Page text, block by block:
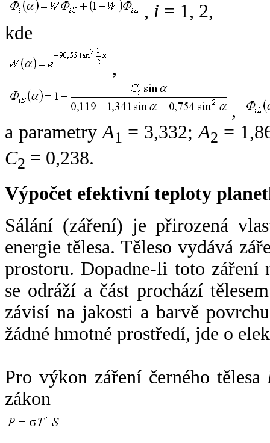
, i = 1, 2,
kde
,
,
a parametryA1 = 3,332;A2 =
C2 = 0,238.
Výpočet efektivní teploty
Sálání (záření) je přirozená
energie tělesa. Těleso vydává
prostoru. Dopadne-li toto záření
se odráží a část prochází
závisí na jakosti a barvě
žádné hmotné prostředí, jde o
Pro výkon záření černého tělesa
zákon